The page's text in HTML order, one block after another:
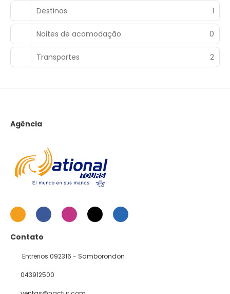
Destinos
1
Noites de acomodação 0
Transportes 2
Agência
Contato
Entrerios 092316 - Samborondon
043912500